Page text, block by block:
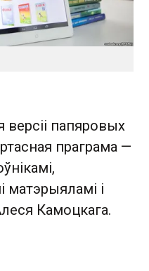
версіі папяровых
праграма —
матэрыяламі і
Камоцкага.